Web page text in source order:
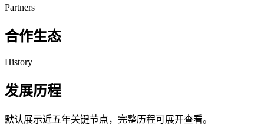
Partners
合作生态
History
发展历程
默认展示近五年关键节点，完整历程可展开查看。